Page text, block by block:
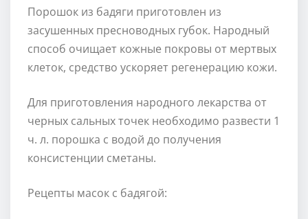
Порошок из бадяги приготовлен из
засушенных пресноводных губок. Народный
способ очищает кожные покровы от мертвых
клеток, средство ускоряет регенерацию кожи.
Для приготовления народного лекарства от
черных сальных точек необходимо развести 1
ч. л. порошка с водой до получения
консистенции сметаны.
Рецепты масок с бадягой: